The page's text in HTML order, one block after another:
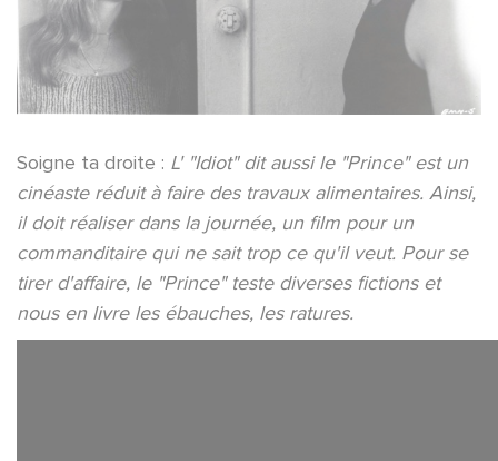
Soigne ta droite : L' "Idiot" dit aussi le "Prince" est un
cinéaste réduit à faire des travaux alimentaires. Ainsi,
il doit réaliser dans la journée, un film pour un
commanditaire qui ne sait trop ce qu'il veut. Pour se
tirer d'affaire, le "Prince" teste diverses fictions et
nous en livre les ébauches, les ratures.